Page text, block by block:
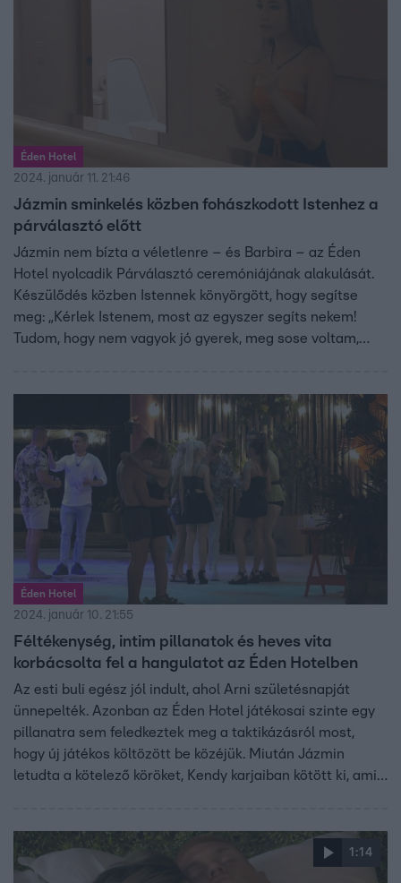
Éden Hotel
2024. január 11. 21:46
Jázmin sminkelés közben fohászkodott Istenhez a
párválasztó előtt
Jázmin nem bízta a véletlenre – és Barbira – az Éden
Hotel nyolcadik Párválasztó ceremóniájának alakulását.
Készülődés közben Istennek könyörgött, hogy segítse
meg: „Kérlek Istenem, most az egyszer segíts nekem!
Tudom, hogy nem vagyok jó gyerek, meg sose voltam,
Éden Hotel
2024. január 10. 21:55
Féltékenység, intim pillanatok és heves vita
korbácsolta fel a hangulatot az Éden Hotelben
Az esti buli egész jól indult, ahol Arni születésnapját
ünnepelték. Azonban az Éden Hotel játékosai szinte egy
pillanatra sem feledkeztek meg a taktikázásról most,
hogy új játékos költözött be közéjük. Miután Jázmin
letudta a kötelező köröket, Kendy karjaiban kötött ki, amit
átalakultak az erőviszonyok a luxushotelben. De, akinek
egyáltalán nincs félnivalója a védettséggel rendelkező
1:14